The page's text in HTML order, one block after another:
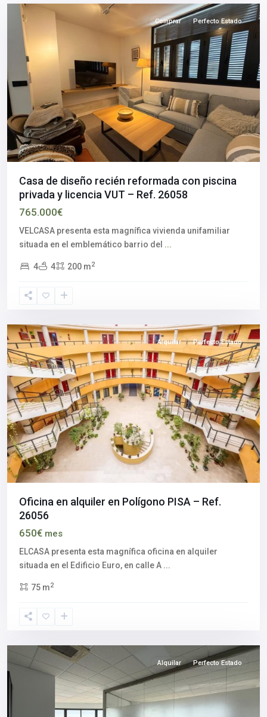
Comprar Perfecto Estado
Casa de diseño recién reformada con piscina
privada y licencia VUT – Ref. 26058
765.000€
VELCASA presenta esta magnífica vivienda unifamiliar
situada en el emblemático barrio del ...
4 4 200 m2
Aljarafe
Polígono
industrial
Pisa,
del
Sevilla
Alquilar Perfecto Estado
Oficina en alquiler en Polígono PISA – Ref.
26056
650€ mes
ELCASA presenta esta magnífica oficina en alquiler
situada en el Edificio Euro, en calle A ...
75 m2
Polígono
industrial
Pisa,
del
Sevilla
Alquilar Perfecto Estado